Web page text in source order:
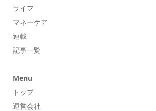
ライフ
マネーケア
連載
記事一覧
Menu
トップ
運営会社